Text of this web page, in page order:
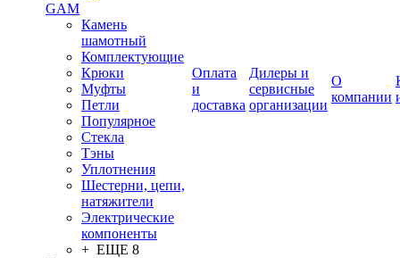
GAM
Камень
шамотный
Комплектующие
Крюки
Муфты
Петли
Популярное
Стекла
Тэны
Уплотнения
Шестерни, цепи,
натяжители
Электрические
компоненты
+ ЕЩЕ 8
Оплата
и
доставка
Дилеры и
сервисные
организации
О
компании